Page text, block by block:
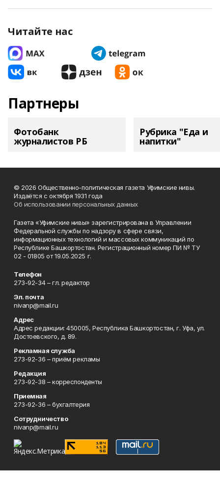
Читайте нас
Партнеры
Фотобанк
журналистов РБ
Рубрика "Еда и
напитки"
© 2026 Общественно-политическая газета Уфимские нивы.
Издаётся с октября 1931 года
Об использовании персональных данных
Газета «Уфимские нивы» зарегистрирована в Управлении
Федеральной службы по надзору в сфере связи,
информационных технологий и массовых коммуникаций по
Республике Башкортостан. Регистрационный номер ПИ № ТУ
02 - 01805 от 19.05.2025 г.
Телефон
273-92-34 – гл. редактор
Эл. почта
nivanp@mail.ru
Адрес
Адрес редакции: 450005, Республика Башкортостан, г. Уфа, ул.
Достоевского, д. 89.
Рекламная служба
273-92-36 – приём рекламы
Редакция
273-92-38 – корреспонденты
Приемная
273-92-36 – бухгалтерия
Сотрудничество
nivanp@mail.ru